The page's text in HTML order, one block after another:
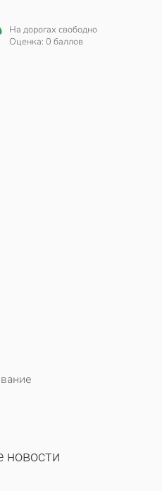
На дорогах свободно
Оценка: 0 баллов
новости